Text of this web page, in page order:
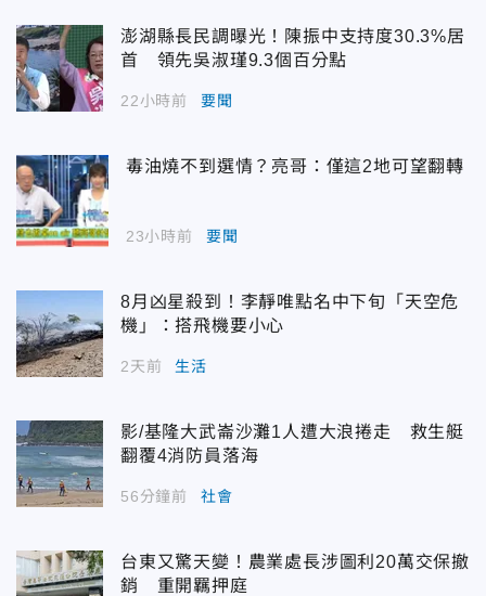
澎湖縣長民調曝光！陳振中支持度30.3%居
首 領先吳淑瑾9.3個百分點
22小時前 要聞
毒油燒不到選情？亮哥：僅這2地可望翻轉
23小時前 要聞
8月凶星殺到！李靜唯點名中下旬「天空危
機」：搭飛機要小心
2天前 生活
影/基隆大武崙沙灘1人遭大浪捲走 救生艇
翻覆4消防員落海
56分鐘前 社會
台東又驚天變！農業處長涉圖利20萬交保撤
銷 重開羈押庭